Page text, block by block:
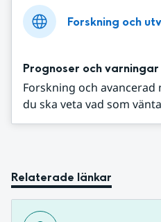
Forskning och
Prognoser och varningar
Forskning och
du ska veta vad som
Relaterade länkar